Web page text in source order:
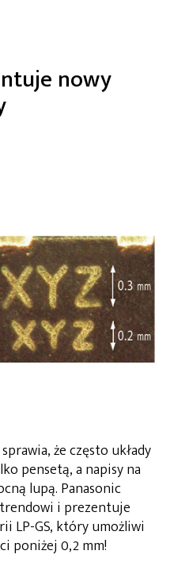
nowy
że często układy
pensetą, a napisy na
lupą. Panasonic
i prezentuje
LP-GS, który umożliwi
poniżej 0,2 mm!